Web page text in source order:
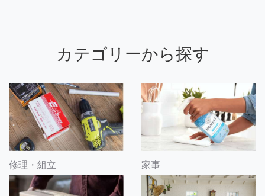
カテゴリーから探す
修理・組立 家事